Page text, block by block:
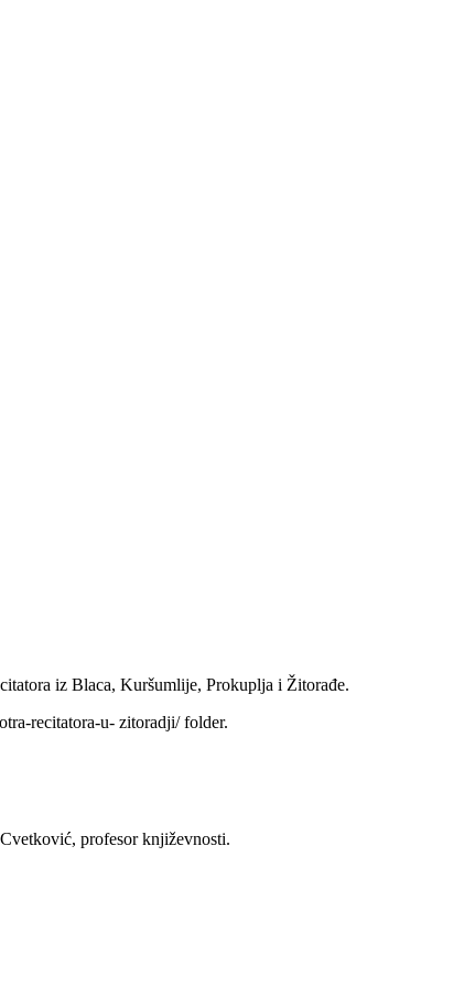
iz Blaca, Kuršumlije, Prokuplja i Žitorađe.
recitatora-u- zitoradji/ folder.
profesor književnosti.